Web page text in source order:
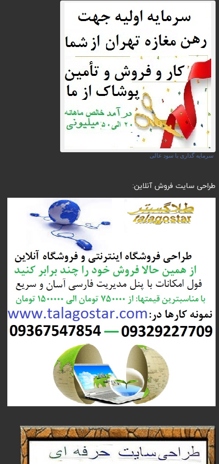
سرمایه گذاری با سود عالی
طراحی سایت فروش آنلاین: